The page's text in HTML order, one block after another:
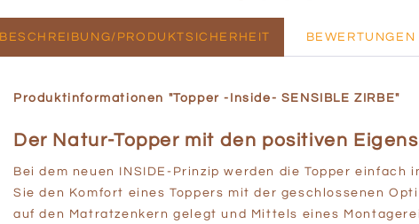
BESCHREIBUNG/PRODUKTSICHERHEIT BEWERTUNGEN
Produktinformationen "Topper -Inside- SENSIBLE ZIRBE"
Der Natur-Topper mit den positiven
Bei dem neuen INSIDE-Prinzip werden die Topper
Sie den Komfort eines Toppers mit der geschlossenen
auf den Matratzenkern gelegt und Mittels eines